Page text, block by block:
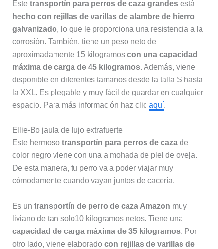
Este transportín para perros de caza grandesestá
hecho con rejillas de varillas de alambre de hierro
galvanizado, lo que le proporciona una resistencia a la
corrosión. También, tiene un peso neto de
aproximadamente 15 kilogramoscon una capacidad
máxima de carga de 45 kilogramos. Además, viene
disponible en diferentes tamaños desde la talla S hasta
la XXL. Es plegable y muy fácil de guardar en cualquier
espacio. Para más información haz clic aquí.
Ellie-Bo jaula de lujo extrafuerte
Este hermoso transportín para perros de cazade
color negro viene con una almohada de piel de oveja.
De esta manera, tu perro va a poder viajar muy
cómodamente cuando vayan juntos de cacería.
Es un transportín de perro de caza Amazon muy
liviano de tan solo10 kilogramos netos. Tiene una
capacidad de carga máxima de 35 kilogramos. Por
otro lado, viene elaborado con rejillas de varillas de